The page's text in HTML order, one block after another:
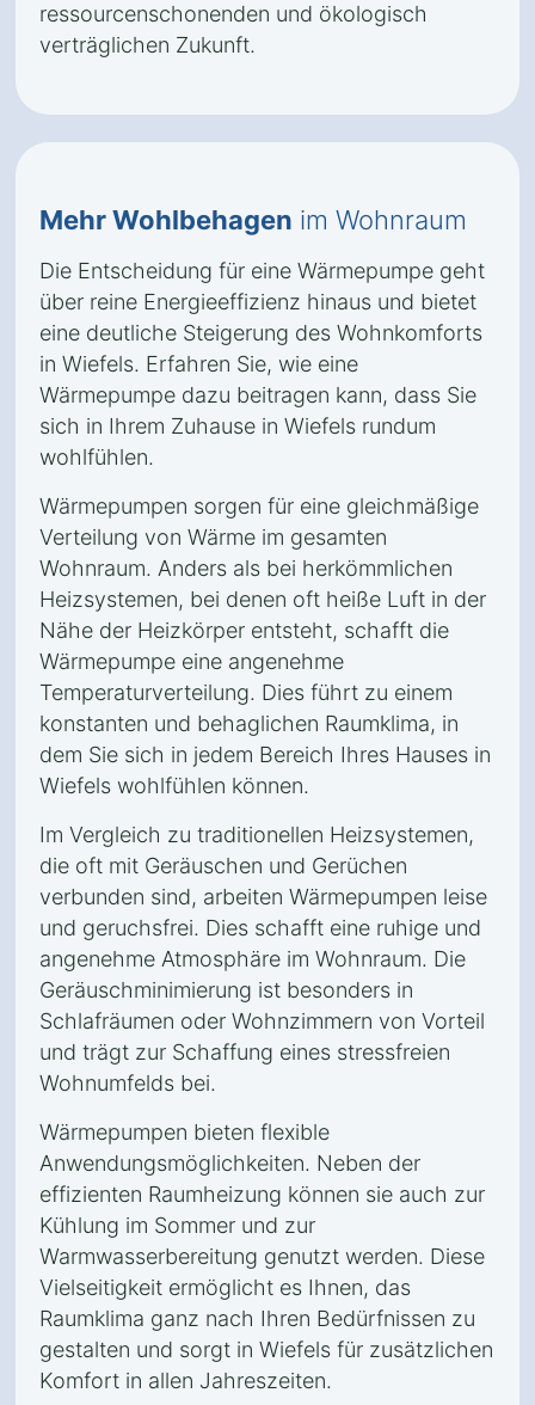
ressourcenschonenden und ökologisch
verträglichen Zukunft.
Mehr Wohlbehagen im Wohnraum
Die Entscheidung für eine Wärmepumpe geht
über reine Energieeffizienz hinaus und bietet
eine deutliche Steigerung des Wohnkomforts
in Wiefels. Erfahren Sie, wie eine
Wärmepumpe dazu beitragen kann, dass Sie
sich in Ihrem Zuhause in Wiefels rundum
wohlfühlen.
Wärmepumpen sorgen für eine gleichmäßige
Verteilung von Wärme im gesamten
Wohnraum. Anders als bei herkömmlichen
Heizsystemen, bei denen oft heiße Luft in der
Nähe der Heizkörper entsteht, schafft die
Wärmepumpe eine angenehme
Temperaturverteilung. Dies führt zu einem
konstanten und behaglichen Raumklima, in
dem Sie sich in jedem Bereich Ihres Hauses in
Wiefels wohlfühlen können.
Im Vergleich zu traditionellen Heizsystemen,
die oft mit Geräuschen und Gerüchen
verbunden sind, arbeiten Wärmepumpen leise
und geruchsfrei. Dies schafft eine ruhige und
angenehme Atmosphäre im Wohnraum. Die
Geräuschminimierung ist besonders in
Schlafräumen oder Wohnzimmern von Vorteil
und trägt zur Schaffung eines stressfreien
Wohnumfelds bei.
Wärmepumpen bieten flexible
Anwendungsmöglichkeiten. Neben der
effizienten Raumheizung können sie auch zur
Kühlung im Sommer und zur
Warmwasserbereitung genutzt werden. Diese
Vielseitigkeit ermöglicht es Ihnen, das
Raumklima ganz nach Ihren Bedürfnissen zu
gestalten und sorgt in Wiefels für zusätzlichen
Komfort in allen Jahreszeiten.